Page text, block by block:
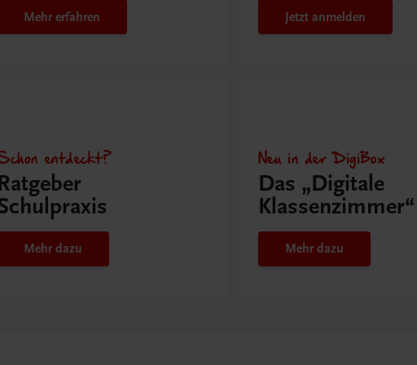
Mehr erfahren Jetzt anmelden
entdeckt?
Mehr dazu
Neu in der DigiBox
Das „Digitale
Klassenzimmer“
Mehr dazu